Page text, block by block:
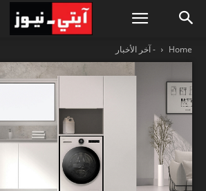
Home - آخر الأخبار